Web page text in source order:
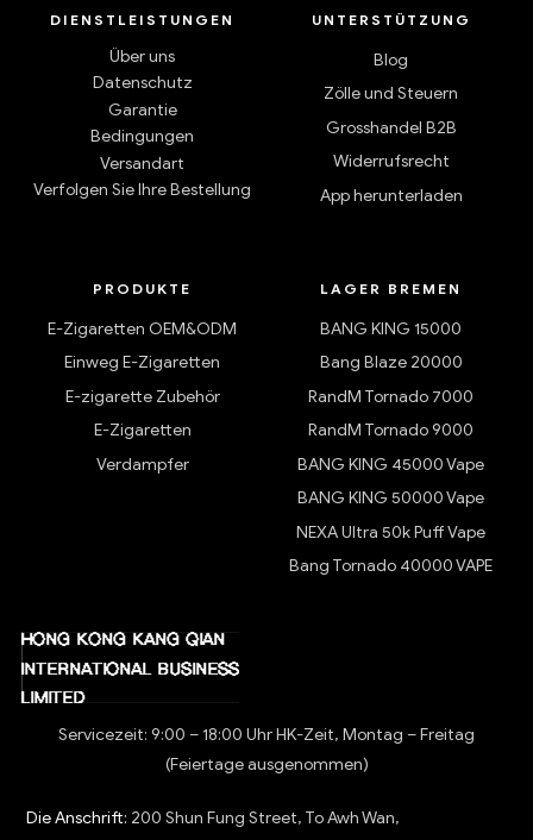
DIENSTLEISTUNGEN
Über uns
Datenschutz
Garantie
Bedingungen
Versandart
Verfolgen Sie Ihre Bestellung
UNTERSTÜTZUNG
Blog
Zölle und Steuern
Grosshandel B2B
Widerrufsrecht
App herunterladen
PRODUKTE
E-Zigaretten OEM&ODM
Einweg E-Zigaretten
E-zigarette Zubehör
E-Zigaretten
Verdampfer
LAGER BREMEN
BANG KING 15000
Bang Blaze 20000
RandM Tornado 7000
RandM Tornado 9000
BANG KING 45000 Vape
BANG KING 50000 Vape
NEXA Ultra 50k Puff Vape
Bang Tornado 40000 VAPE
Servicezeit: 9:00 – 18:00 Uhr HK-Zeit, Montag – Freitag
(Feiertage ausgenommen)
Die Anschrift: 200 Shun Fung Street, To Awh Wan,